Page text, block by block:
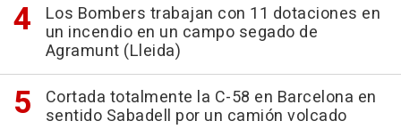
Los Bombers trabajan con 11 dotaciones en
un incendio en un campo segado de
Agramunt (Lleida)
Cortada totalmente la C-58 en Barcelona en
sentido Sabadell por un camión volcado